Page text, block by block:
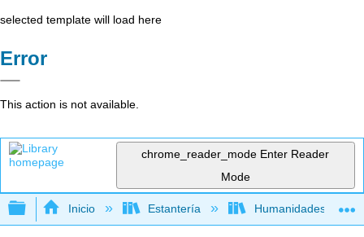
selected template will load here
Error
This action is not available.
chrome_reader_mode Enter Reader
Mode
Expandir/contraer jerarquía global
Inicio Estantería Humanidades